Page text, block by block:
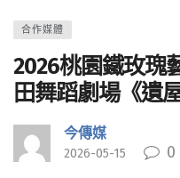
合作媒體
2026桃園鐵玫
田舞蹈劇場《遺
今傳媒
2026-05-15 0